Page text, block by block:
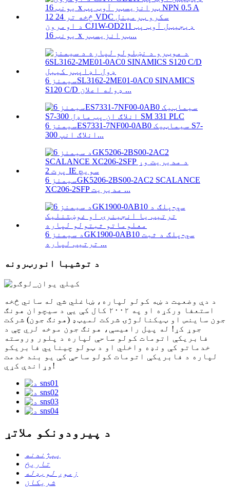
د اومرون CJ1W-OD211 ډیجیټل آوټ پټ
یونټ 16 x ټرانزیسټر...
سیمنز 6SL3162-2ME01-0AC0 SINAMICS
S120 C/D ډوله اعلان ...
سیمنز 6ES7331-7NF00-0AB0 سیماټیک S7-
300 انلاګ انپ...
سیمنز 6GK5206-2BS00-2AC2 SCALANCE
XC206-2SFP مدیریت ...
د سیمنز 6GK1900-0AB10 سي-پلګ د ثبت
ترتیب لپاره ...
د توشیبا انورټرونه
د دې وضعیت د ښه کولو لپاره، ښاغلي شي له ساني څخه
استعفا ورکړه او په ۲۰۰۲ کال کې یې د سیچوان هونګ
جون ساینس او ​​ټیکنالوژۍ شرکت لمیټډ (هونګ جون) شرکت
جوړ کړ! له پیل راهیسې، هونګ جون موخه لري چې د
فابریکې اتومات کولو ساحې لپاره د پلور وروسته
خدماتو کې ونډه واخلي او د ټولو چینایي فابریکو
لپاره د فابریکې اتومات کولو ساحې کې یو بند خدمت
وړاندې کړي!
د پیرودونکو ملاتړ
پېژندنه
تاریخ
زموږ لوبډله
شریکان